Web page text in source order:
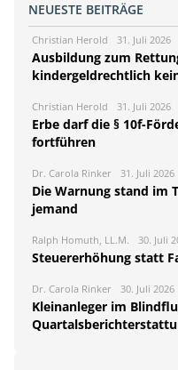
NEUESTE BEITRÄGE
Christian Herold 31. Juli 2026
Ausbildung zum
kindergeldrechtlich
Christian Herold 31. Juli 2026
Erbe darf die § 10f-
fortführen
Dr. Carola Rinker 31. Juli 2026
Die Warnung stand im
jemand
Ralph Homuth, LL.M. 30. Juli
Steuererhöhung statt
Dr. Carola Rinker 30. Juli 2026
Kleinanleger im